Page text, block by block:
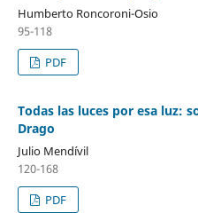
Humberto Roncoroni-Osio
95-118
PDF
Todas las luces por esa luz:
Drago
Julio Mendívil
120-168
PDF